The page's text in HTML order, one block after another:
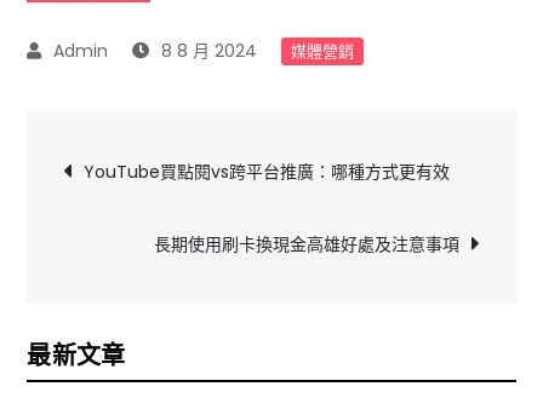
8 8 月 2024 媒體營銷
文
覽
YouTube買點閱vs跨平台推廣：哪種方式更有效
長期使用刷卡換現金高雄好處及注意事項
最新文章